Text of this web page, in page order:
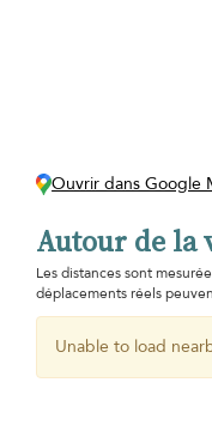
Ouvrir dans Google
Autour de la
Les distances sont
déplacements réels
Unable to load